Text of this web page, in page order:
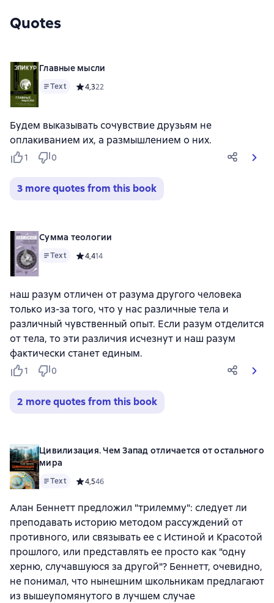
Quotes
Главные мысли
Text Средний рейтинг 4,3 на основе 22 оценок
4,322
Будем выказывать сочувствие друзьям не
оплакиванием их, а размышлением о них.
1 0
3 more quotes from this book
Сумма теологии
Text Средний рейтинг 4,4 на основе 14 оценок
4,414
наш разум отличен от разума другого человека
только из-за того, что у нас различные тела и
различный чувственный опыт. Если разум отделится
от тела, то эти различия исчезнут и наш разум
фактически станет единым.
1 0
2 more quotes from this book
Цивилизация. Чем Запад отличается от остального
мира
Text Средний рейтинг 4,5 на основе 46 оценок
4,546
Алан Беннетт предложил "трилемму": следует ли
преподавать историю методом рассуждений от
противного, или связывать ее с Истиной и Красотой
прошлого, или представлять ее просто как "одну
херню, случавшуюся за другой"? Беннетт, очевидно,
не понимал, что нынешним школьникам предлагают
из вышеупомянутого в лучшем случае